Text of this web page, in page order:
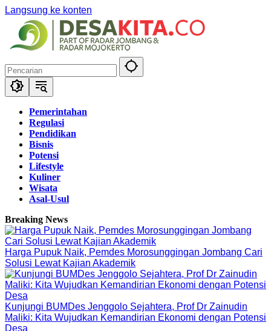
Langsung ke konten
Pemerintahan
Regulasi
Pendidikan
Bisnis
Potensi
Lifestyle
Kuliner
Wisata
Asal-Usul
Breaking News
Harga Pupuk Naik, Pemdes Morosunggingan Jombang Cari
Solusi Lewat Kajian Akademik
Kunjungi BUMDes Jenggolo Sejahtera, Prof Dr Zainudin
Maliki: Kita Wujudkan Kemandirian Ekonomi dengan Potensi
Desa